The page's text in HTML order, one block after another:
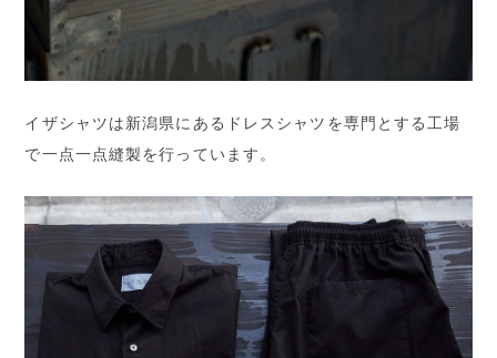
イザシャツは新潟県にあるドレスシャツを専門とする工場
で一点一点縫製を行っています。